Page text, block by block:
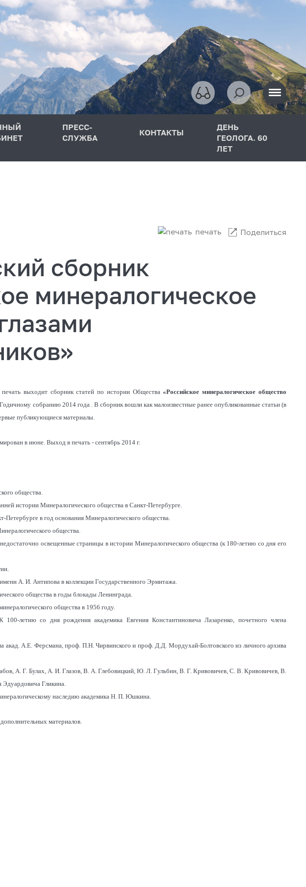
ПРЕСС-
СЛУЖБА
КОНТАКТЫ
ДЕНЬ
ГЕОЛОГА. 60
ЛЕТ
печать Поделиться
сборник
минералогическое
выходит сборник статей по истории Общества«Российское минералогическое общество
собранию 2014 года . В сборник вошли как малоизвестные ранее опубликованные статьи (в
публикующиеся материалы.
в июне. Выход в печать - сентябрь 2014 г.
общества.
истории Минералогического общества в Санкт-Петербурге.
Петербурге в год основания Минералогического общества.
общества.
освещенные страницы в истории Минералогического общества (к 180-летию со дня его
А. И. Антипова в коллекции Государственного Эрмитажа.
общества в годы блокады Ленинграда.
общества в 1956 году.
летию со дня рождения академика Евгения Константиновича Лазаренко, почетного члена
акад. А.Е. Ферсмана, проф. П.Н. Чирвинского и проф. Д.Д. Мордухай-Болтовского из личного архива
А. Г. Булах, А. И. Глазов, В. А. Глебовицкий, Ю. Л. Гульбин, В. Г. Кривовичев, С. В. Кривовичев, В.
Гликина.
наследию академика Н. П. Юшкина.
материалов.